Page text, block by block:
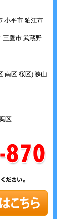
小平市 狛江市
三鷹市 武蔵野
南区 桜区) 狭山
区